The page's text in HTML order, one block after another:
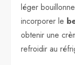
léger
incorporer le
obtenir une
refroidir au